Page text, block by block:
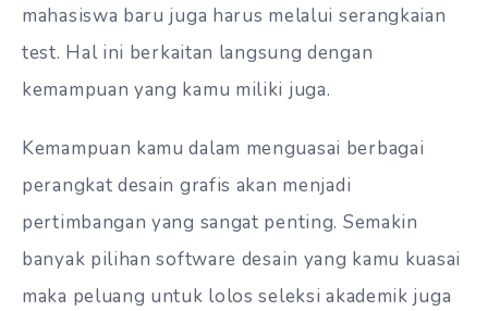
mahasiswa baru juga harus melalui serangkaian
test. Hal ini berkaitan langsung dengan
kemampuan yang kamu miliki juga.
Kemampuan kamu dalam menguasai berbagai
perangkat desain grafis akan menjadi
pertimbangan yang sangat penting. Semakin
banyak pilihan software desain yang kamu kuasai
maka peluang untuk lolos seleksi akademik juga